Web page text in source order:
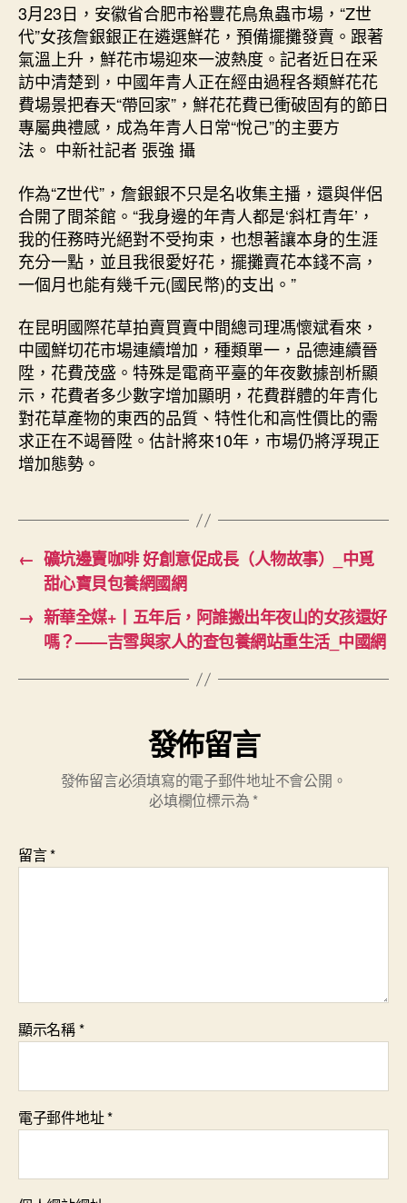
3月23日，安徽省合肥市裕豐花鳥魚蟲市場，“Z世
代”女孩詹銀銀正在遴選鮮花，預備擺攤發賣。跟著
氣溫上升，鮮花市場迎來一波熱度。記者近日在采
訪中清楚到，中國年青人正在經由過程各類鮮花花
費場景把春天“帶回家”，鮮花花費已衝破固有的節日
專屬典禮感，成為年青人日常“悅己”的主要方
法。 中新社記者 張強 攝
作為“Z世代”，詹銀銀不只是名收集主播，還與伴侶
合開了間茶館。“我身邊的年青人都是‘斜杠青年’，
我的任務時光絕對不受拘束，也想著讓本身的生涯
充分一點，並且我很愛好花，擺攤賣花本錢不高，
一個月也能有幾千元(國民幣)的支出。”
在昆明國際花草拍賣買賣中間總司理馮懷斌看來，
中國鮮切花市場連續增加，種類單一，品德連續晉
陞，花費茂盛。特殊是電商平臺的年夜數據剖析顯
示，花費者多少數字增加顯明，花費群體的年青化
對花草產物的東西的品質、特性化和高性價比的需
求正在不竭晉陞。估計將來10年，市場仍將浮現正
增加態勢。
← 礦坑邊賣咖啡 好創意促成長（人物故事）_中覓
甜心寶貝包養網國網
→ 新華全媒+丨五年后，阿誰搬出年夜山的女孩還好
嗎？——吉雪與家人的查包養網站重生活_中國網
發佈留言
發佈留言必須填寫的電子郵件地址不會公開。
必填欄位標示為 *
留言*
顯示名稱*
電子郵件地址*